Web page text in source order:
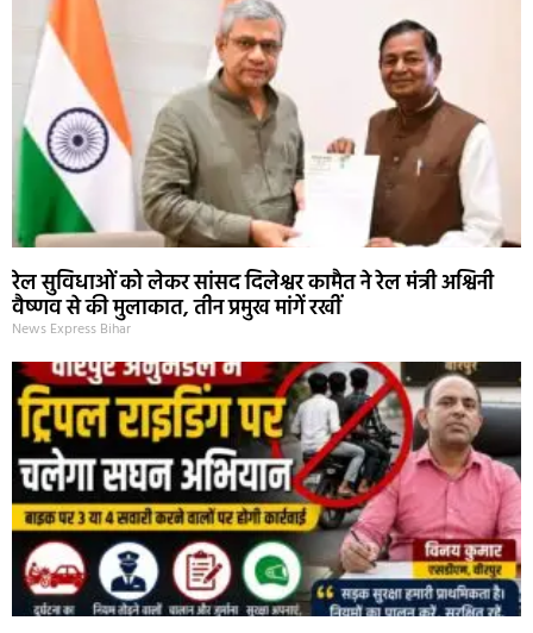
रेल सुविधाओं को लेकर सांसद दिलेश्वर कामैत ने रेल मंत्री अश्विनी
वैष्णव से की मुलाकात, तीन प्रमुख मांगें रखीं
News Express Bihar